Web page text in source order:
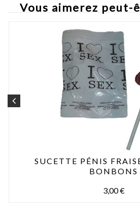
Vous aimerez peut-
SUCETTE PÉNIS
BONBONS
3,00 €